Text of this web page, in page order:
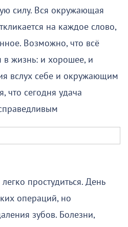
силу. Вся окружающая
на каждое слово,
Возможно, что всё
в жизнь: и хорошее, и
вслух себе и окружающим
что сегодня удача
простудиться. День
операций, но
зубов. Болезни,